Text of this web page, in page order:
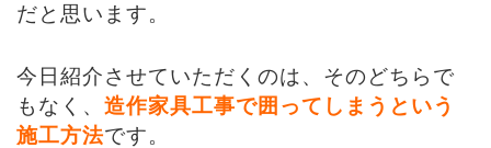
だと思います。
今日紹介させていただくのは、そのどちらで
もなく、 造作家具工事で囲ってしまうという
施工方法です。